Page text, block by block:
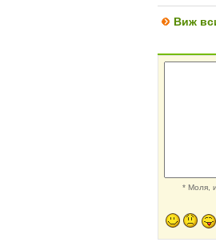
Виж
* Моля,